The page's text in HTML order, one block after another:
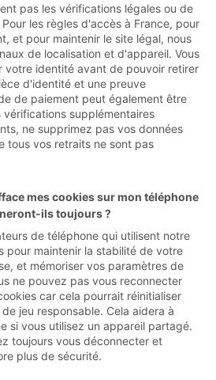
pas les vérifications légales ou de
les règles d'accès à France, pour
et pour maintenir le site légal, nous
de localisation et d'appareil. Vous
votre identité avant de pouvoir retirer
d'identité et une preuve
de paiement peut également être
supplémentaires
ne supprimez pas vos données
tous vos retraits ne sont pas
mes cookies sur mon téléphone
ils toujours ?
de téléphone qui utilisent notre
pour maintenir la stabilité de votre
et mémoriser vos paramètres de
ne pouvez pas vous reconnecter
car cela pourrait réinitialiser
jeu responsable. Cela aidera à
si vous utilisez un appareil partagé.
toujours vous déconnecter et
plus de sécurité.